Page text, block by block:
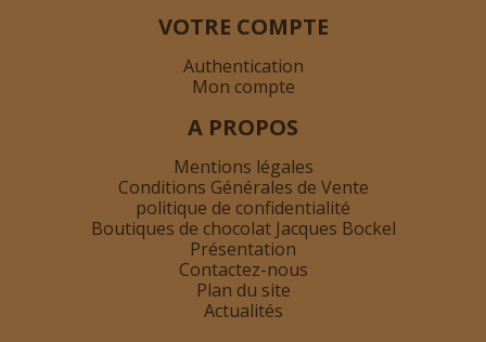
VOTRE COMPTE
Authentication
Mon compte
A PROPOS
Mentions légales
Conditions Générales de Vente
politique de confidentialité
Boutiques de chocolat Jacques Bockel
Présentation
Contactez-nous
Plan du site
Actualités